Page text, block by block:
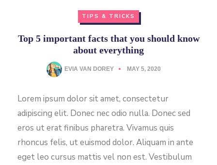
TIPS & TRICKS
Top 5 important facts that you should know
about everything
EVIA VAN DOREY MAY 5, 2020
Lorem ipsum dolor sit amet, consectetur
adipiscing elit. Donec nec odio nulla. Donec sed
eros ut erat finibus pharetra. Vivamus quis
rhoncus felis, ut euismod dolor. Aliquam in ante
eget leo cursus mattis vel non est. Vestibulum